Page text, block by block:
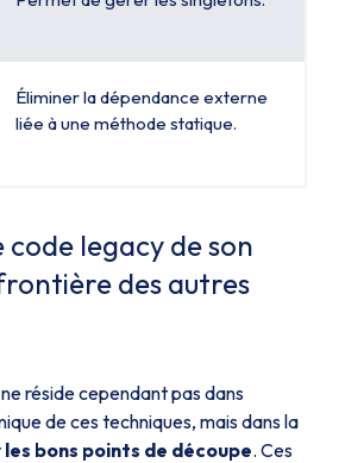
Éliminer la dépendance externe
liée à une méthode statique.
code legacy de son
des autres
réside cependant pas dans
de ces techniques, mais dans la
les bons points de découpe. Ces